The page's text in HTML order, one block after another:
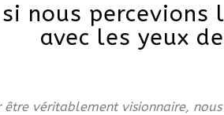
si nous percevions
avec les yeux
être véritablement visionnaire,